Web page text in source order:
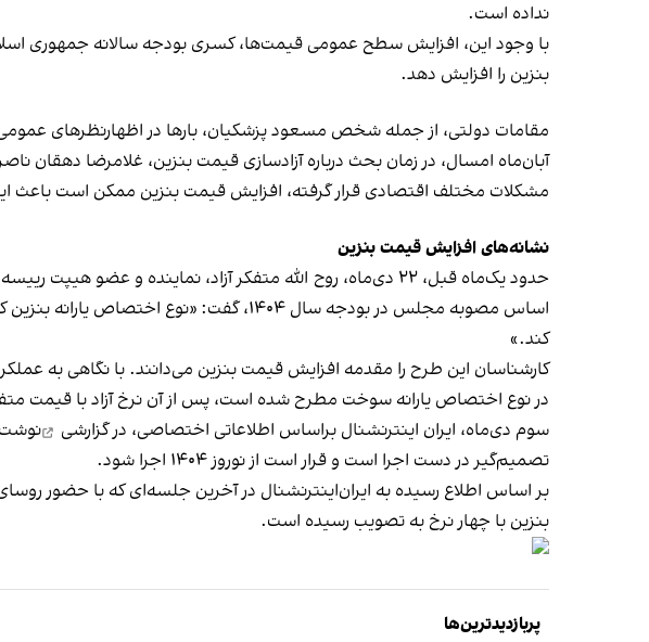
نداده است.
با وجود این، افزایش سطح عمومی قیمت‌ها، کسری بودجه سالانه جمهوری
بنزین را افزایش دهد.
مقامات دولتی، از جمله شخص مسعود پزشکیان، بارها در اظهارنظرهای عمومی،
آبان‌ماه امسال، در زمان بحث درباره آزادسازی قیمت بنزین، غلامرضا
مشکلات مختلف اقتصادی قرار گرفته، افزایش قیمت بنزین ممکن است
نشانه‌های افزایش قیمت بنزین
حدود یک‌ماه قبل، ۲۲ دی‌ماه، روح الله متفکر آزاد، نماینده
اساس مصوبه مجلس در بودجه سال ۱۴۰۴، گفت:
کند.»
در نوع اختصاص یارانه سوخت مطرح شده است، پس از آن نرخ آزاد با قیمت
سوم دی‌ماه، ایران اینترنشنال براساس اطلاعاتی اختصاصی، در گزارشی
نوشت
تصمیم‌گیر در دست اجرا است و قرار است از نوروز ۱۴۰۴ اجرا شود.
بر اساس اطلاع رسیده به ایران‌اینترنشنال در آخرین جلسه‌ای که با حضور
بنزین با چهار نرخ به تصویب رسیده است.
پربازدیدترین‌ها